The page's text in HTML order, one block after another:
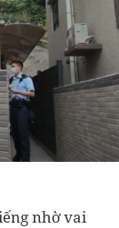
nhờ vai